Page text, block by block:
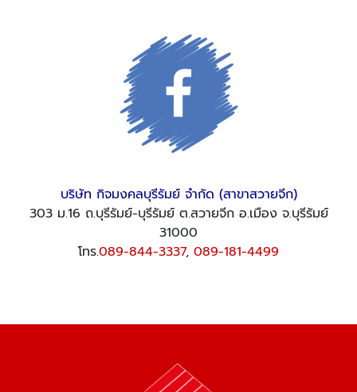
บริษัท กิจมงคลบุรีรัมย์ จำกัด (สาขาสวายจีก)
303 ม.16 ถ.บุรีรัมย์-บุรีรัมย์ ต.สวายจีก อ.เมือง จ.บุรีรัมย์
31000
โทร.089-844-3337, 089-181-4499